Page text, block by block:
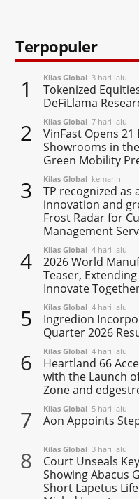
Terpopuler
1 Kilas Global 3 hari lalu
Tokenized
DeFiLlama
2 Kilas Global 7 hari lalu
VinFast Opens
Showrooms in
Green Mobility
3 Kilas Global kemarin
TP recognized as
innovation and
Frost Radar for
Management
4 Kilas Global 4 hari lalu
2026 World
Teaser,
Innovate
5 Kilas Global 4 hari lalu
Ingredion
Quarter 2026
6 Kilas Global 4 hari lalu
Heartland 66
with the Launch
Zone and
7 Kilas Global 5 hari lalu
Aon Appoints
8 Kilas Global 3 hari lalu
Court Unseals
Showing Abacus
Short Lapetus